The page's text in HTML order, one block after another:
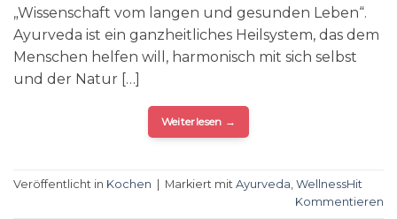
„Wissenschaft vom langen und gesunden Leben“.
Ayurveda ist ein ganzheitliches Heilsystem, das dem
Menschen helfen will, harmonisch mit sich selbst
und der Natur […]
Weiterlesen →
Veröffentlicht in Kochen Markiert mit Ayurveda WellnessHit
Kommentieren